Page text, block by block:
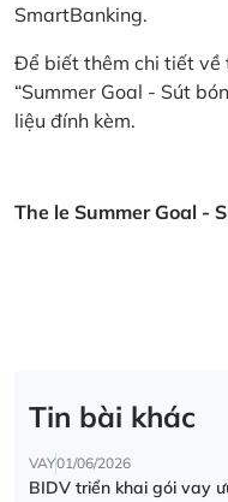
SmartBanking.
Để biết thêm chi tiết về
“Summer Goal - Sút
liệu đính kèm.
The le Summer Goal -
Tin bài khác
VAY01/06/2026
BIDV triển khai gói vay